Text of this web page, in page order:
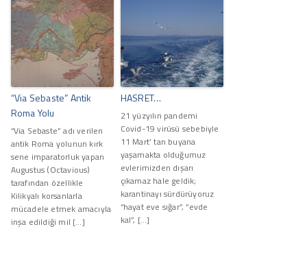
“Via Sebaste” Antik
Roma Yolu
“Via Sebaste” adı verilen
antik Roma yolunun kırk
sene imparatorluk yapan
Augustus (Octavious)
tarafından özellikle
Kilikyalı korsanlarla
mücadele etmek amacıyla
inşa edildiği mil […]
HASRET…
21 yüzyılın pandemi
Covid-19 virüsü sebebiyle
11 Mart’ tan buyana
yaşamakta olduğumuz
evlerimizden dışarı
çıkamaz hale geldik;
karantinayı sürdürüyoruz
“hayat eve sığar”, “evde
kal”, […]